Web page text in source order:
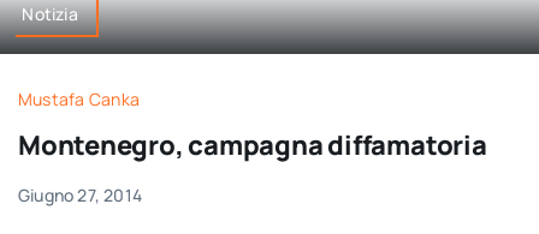
Notizia
Mustafa Canka
Montenegro, campagna diffamatoria
Giugno 27, 2014